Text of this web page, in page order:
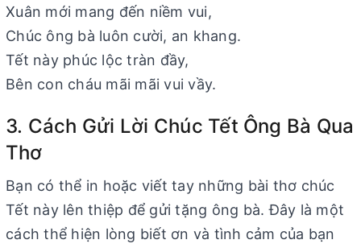
Xuân mới mang đến niềm vui,
Chúc ông bà luôn cười, an khang.
Tết này phúc lộc tràn đầy,
Bên con cháu mãi mãi vui vầy.
3. Cách Gửi Lời Chúc Tết Ông Bà Qua
Thơ
Bạn có thể in hoặc viết tay những bài thơ chúc
Tết này lên thiệp để gửi tặng ông bà. Đây là một
cách thể hiện lòng biết ơn và tình cảm của bạn